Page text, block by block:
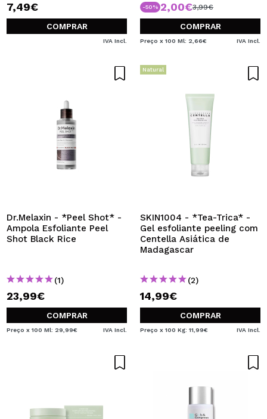
7,49€
COMPRAR
IVA Incl.
-50% 2,00€3,99€
COMPRAR
Preço x 100 Ml: 2,66€ IVA Incl.
Dr.Melaxin - *Peel Shot* -
Ampola Esfoliante Peel
Shot Black Rice
(1)
23,99€
COMPRAR
Preço x 100 Ml: 29,99€ IVA Incl.
Natural
SKIN1004 - *Tea-Trica* -
Gel esfoliante peeling com
Centella Asiática de
Madagascar
(2)
14,99€
COMPRAR
Preço x 100 Kg: 11,99€ IVA Incl.